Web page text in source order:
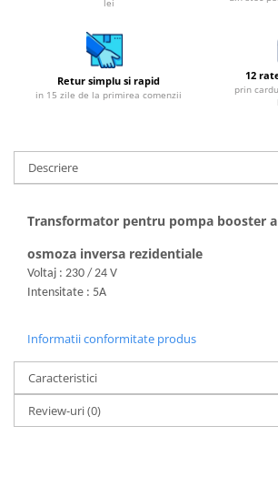
lei
Retur simplu si rapid
in 15 zile de la primirea comenzii
12
prin
Descriere
Transformator pentru pompa booster
osmoza inversa rezidentiale
Voltaj : 230 / 24 V
Intensitate : 5A
Informatii conformitate produs
Caracteristici
Review-uri(0)